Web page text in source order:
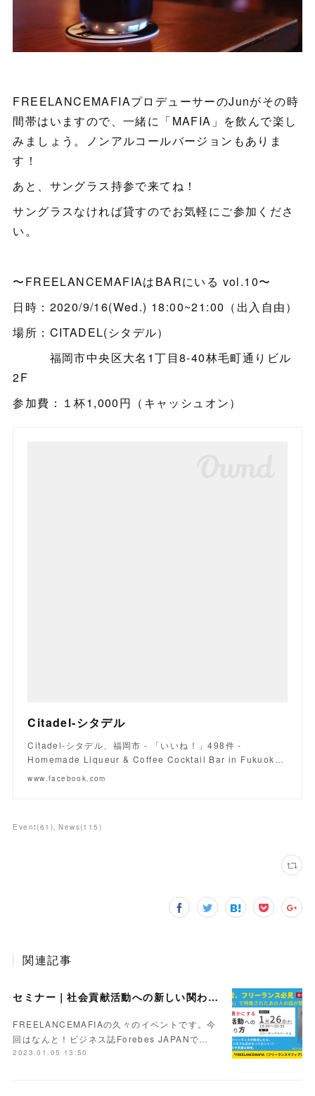
FREELANCEMAFIAプロデューサーのJunがその時
間帯はいますので、一緒に「MAFIA」を飲んで楽し
みましょう。ノンアルコールバージョンもありま
す！
あと、サングラス持参で来てね！
サングラスなければ貸すのでお気軽にご参加くださ
い。
〜FREELANCEMAFIAはBARにいる vol.10〜
日時：2020/9/16(Wed.) 18:00~21:00（出入自由）
場所：CITADEL(シタデル）
福岡市中央区大名1丁目8-40林毛町通りビル
2F
参加費：１杯1,000円（キャッシュオン）
Citadel-シタデル
Citadel-シタデル、福岡市 - 「いいね！」498件 -
Homemade Liqueur & Coffee Cocktail Bar in Fukuok…
www.facebook.com
Event(61 ) News(115 )
関連記事
セミナー｜社会貢献活動への新しい関わり方 〜人生も仕事も豊かにするコツ〜【Day】2023.1.26
FREELANCEMAFIAの久々のイベントです。今
回はなんと！ビジネス誌Forebes JAPANで…
2023.01.05 13:50